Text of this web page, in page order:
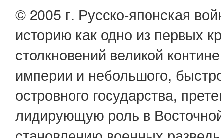
© 2005 г. Русско-японская
историю как одно из первых
столкновений великой
империи и небольшого,
островного государства,
лидирующую роль в